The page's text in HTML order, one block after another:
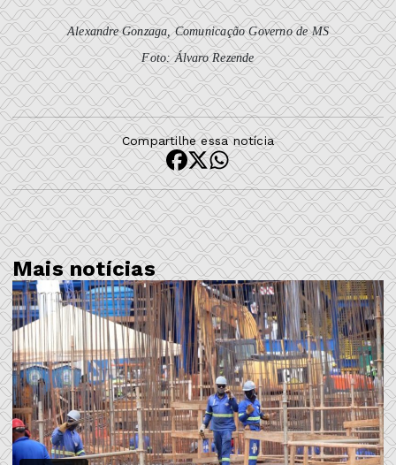
Alexandre Gonzaga, Comunicação Governo de MS
Foto: Álvaro Rezende
Compartilhe essa notícia
Mais notícias